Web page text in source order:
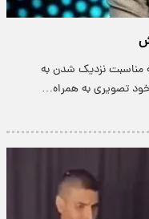
مناسبت نزدیک شدن به